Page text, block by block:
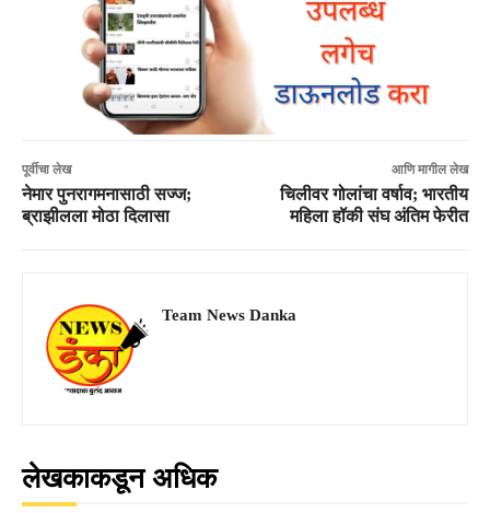
पूर्वीचा लेख
नेमार पुनरागमनासाठी सज्ज;
ब्राझीलला मोठा दिलासा
आणि मागील लेख
चिलीवर गोलांचा वर्षाव; भारतीय
महिला हॉकी संघ अंतिम फेरीत
Team News Danka
लेखकाकडून अधिक